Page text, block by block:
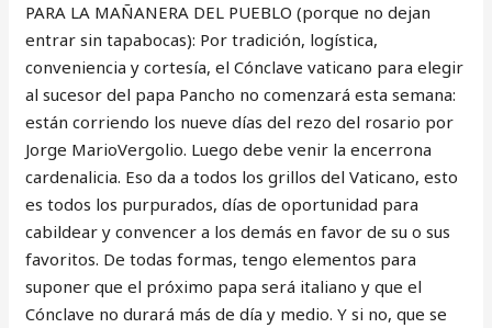
PARA LA MAÑANERA DEL PUEBLO (porque no dejan
entrar sin tapabocas): Por tradición, logística,
conveniencia y cortesía, el Cónclave vaticano para elegir
al sucesor del papa Pancho no comenzará esta semana:
están corriendo los nueve días del rezo del rosario por
Jorge MarioVergolio. Luego debe venir la encerrona
cardenalicia. Eso da a todos los grillos del Vaticano, esto
es todos los purpurados, días de oportunidad para
cabildear y convencer a los demás en favor de su o sus
favoritos. De todas formas, tengo elementos para
suponer que el próximo papa será italiano y que el
Cónclave no durará más de día y medio. Y si no, que se